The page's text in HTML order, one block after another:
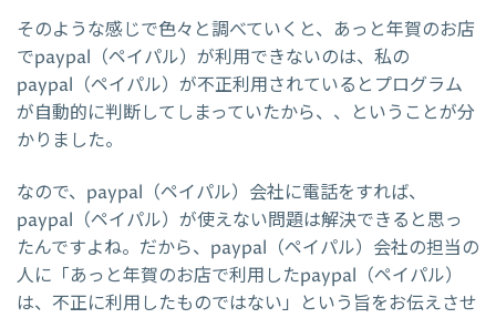
そのような感じで色々と調べていくと、あっと年賀のお店
でpaypal（ペイパル）が利用できないのは、私の
paypal（ペイパル）が不正利用されているとプログラム
が自動的に判断してしまっていたから、、ということが分
かりました。
なので、paypal（ペイパル）会社に電話をすれば、
paypal（ペイパル）が使えない問題は解決できると思っ
たんですよね。だから、paypal（ペイパル）会社の担当の
人に「あっと年賀のお店で利用したpaypal（ペイパル）
は、不正に利用したものではない」という旨をお伝えさせ